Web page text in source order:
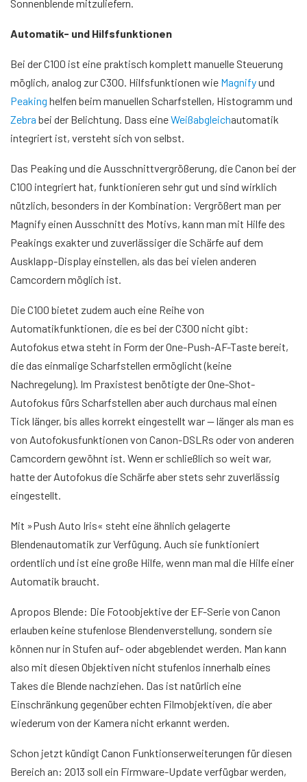
Sonnenblende mitzuliefern.
Automatik- und Hilfsfunktionen
Bei der C100 ist eine praktisch komplett manuelle Steuerung
möglich, analog zur C300. Hilfsfunktionen wie Magnifyund
Peaking helfen beim manuellen Scharfstellen, Histogramm und
Zebra bei der Belichtung. Dass eineWeißabgleichautomatik
integriert ist, versteht sich von selbst.
Das Peaking und die Ausschnittvergrößerung, die Canon bei der
C100 integriert hat, funktionieren sehr gut und sind wirklich
nützlich, besonders in der Kombination: Vergrößert man per
Magnify einen Ausschnitt des Motivs, kann man mit Hilfe des
Peakings exakter und zuverlässiger die Schärfe auf dem
Ausklapp-Display einstellen, als das bei vielen anderen
Camcordern möglich ist.
Die C100 bietet zudem auch eine Reihe von
Automatikfunktionen, die es bei der C300 nicht gibt:
Autofokus etwa steht in Form der One-Push-AF-Taste bereit,
die das einmalige Scharfstellen ermöglicht (keine
Nachregelung). Im Praxistest benötigte der One-Shot-
Autofokus fürs Scharfstellen aber auch durchaus mal einen
Tick länger, bis alles korrekt eingestellt war — länger als man es
von Autofokusfunktionen von Canon-DSLRs oder von anderen
Camcordern gewöhnt ist. Wenn er schließlich so weit war,
hatte der Autofokus die Schärfe aber stets sehr zuverlässig
eingestellt.
Mit »Push Auto Iris« steht eine ähnlich gelagerte
Blendenautomatik zur Verfügung. Auch sie funktioniert
ordentlich und ist eine große Hilfe, wenn man mal die Hilfe einer
Automatik braucht.
Apropos Blende: Die Fotoobjektive der EF-Serie von Canon
erlauben keine stufenlose Blendenverstellung, sondern sie
können nur in Stufen auf- oder abgeblendet werden. Man kann
also mit diesen Objektiven nicht stufenlos innerhalb eines
Takes die Blende nachziehen. Das ist natürlich eine
Einschränkung gegenüber echten Filmobjektiven, die aber
wiederum von der Kamera nicht erkannt werden.
Schon jetzt kündigt Canon Funktionserweiterungen für diesen
Bereich an: 2013 soll ein Firmware-Update verfügbar werden,